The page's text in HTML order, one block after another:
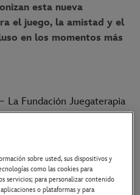
esta nueva
el juego, la amistad y el
en los momentos más
La Fundación Juegaterapia
la colección solidaria de la
coincide con el
sobre usted, sus dispositivos y
como las cookies para
servicios; para personalizar contenido
o plataformas y para